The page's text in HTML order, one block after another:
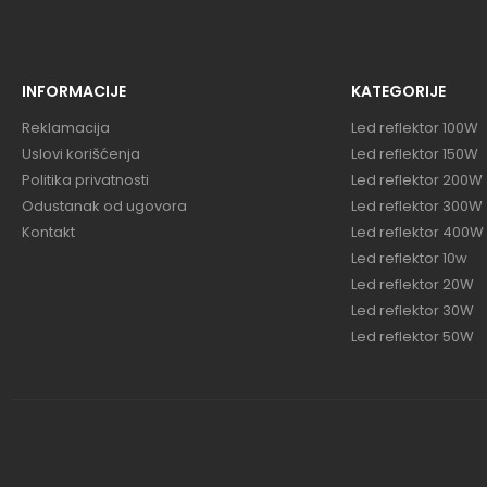
INFORMACIJE
Reklamacija
Uslovi korišćenja
Politika privatnosti
Odustanak od ugovora
Kontakt
KATEGORIJE
Led reflektor 100W
Led reflektor 150W
Led reflektor 200W
Led reflektor 300W
Led reflektor 400W
Led reflektor 10w
Led reflektor 20W
Led reflektor 30W
Led reflektor 50W